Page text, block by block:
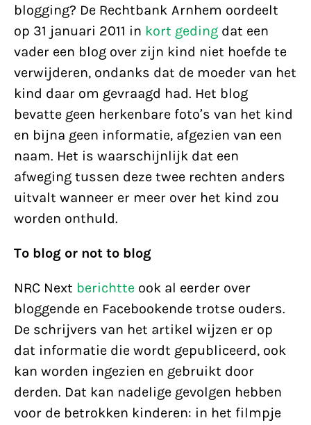
blogging? De Rechtbank Arnhem oordeelt
op 31 januari 2011 in kort geding dat een
vader een blog over zijn kind niet hoefde te
verwijderen, ondanks dat de moeder van het
kind daar om gevraagd had. Het blog
bevatte geen herkenbare foto’s van het kind
en bijna geen informatie, afgezien van een
naam. Het is waarschijnlijk dat een
afweging tussen deze twee rechten anders
uitvalt wanneer er meer over het kind zou
worden onthuld.
To blog or not to blog
NRC Next berichtte ook al eerder over
bloggende en Facebookende trotse ouders.
De schrijvers van het artikel wijzen er op
dat informatie die wordt gepubliceerd, ook
kan worden ingezien en gebruikt door
derden. Dat kan nadelige gevolgen hebben
voor de betrokken kinderen: in het filmpje